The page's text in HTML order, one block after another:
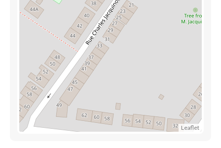
Leaflet